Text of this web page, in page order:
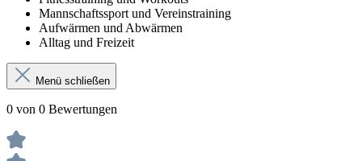
Mannschaftssport und Vereinstraining
Aufwärmen und Abwärmen
Alltag und Freizeit
Menü schließen
0 von 0 Bewertungen